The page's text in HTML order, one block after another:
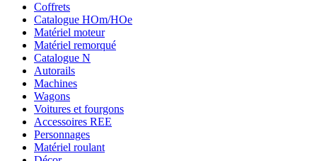
Coffrets
Catalogue HOm/HOe
Matériel moteur
Matériel remorqué
Catalogue N
Autorails
Machines
Wagons
Voitures et fourgons
Accessoires REE
Personnages
Matériel roulant